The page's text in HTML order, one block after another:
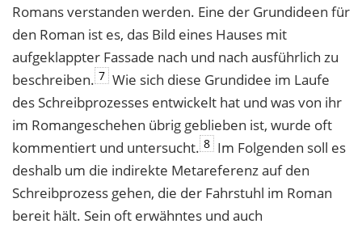
Romans verstanden werden. Eine der Grundideen für
den Roman ist es, das Bild eines Hauses mit
aufgeklappter Fassade nach und nach ausführlich zu
beschreiben. 7 Wie sich diese Grundidee im Laufe
des Schreibprozesses entwickelt hat und was von ihr
im Romangeschehen übrig geblieben ist, wurde oft
kommentiert und untersucht. 8 Im Folgenden soll es
deshalb um die indirekte Metareferenz auf den
Schreibprozess gehen, die der Fahrstuhl im Roman
bereit hält. Sein oft erwähntes und auch